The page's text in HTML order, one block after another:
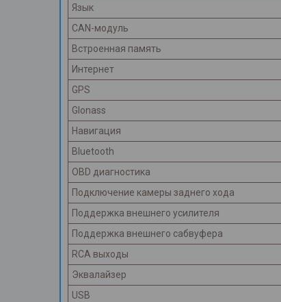
Язык
CAN-модуль
Встроенная память
Интернет
GPS
Glonass
Навигация
Bluetooth
OBD диагностика
Подключение камеры заднего хода
Поддержка внешнего усилителя
Поддержка внешнего сабвуфера
RCA выходы
Эквалайзер
USB